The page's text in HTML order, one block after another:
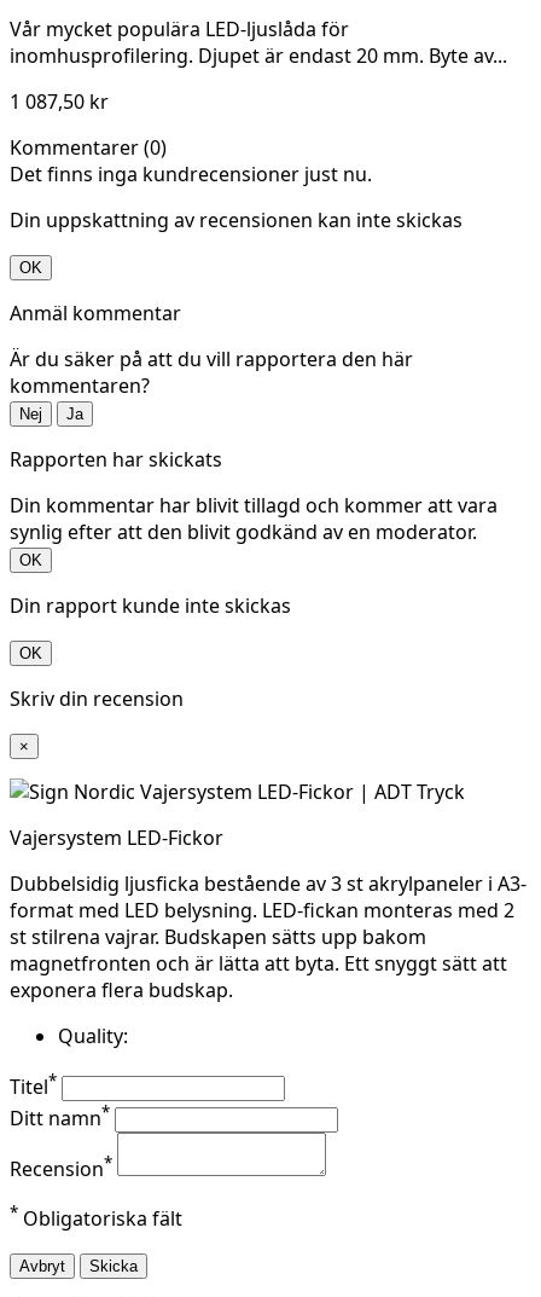
Vår mycket populära LED-ljuslåda för
inomhusprofilering. Djupet är endast 20 mm. Byte av...
1 087,50 kr
Kommentarer (0)
Det finns inga kundrecensioner just nu.
Din uppskattning av recensionen kan inte skickas
OK
Anmäl kommentar
Är du säker på att du vill rapportera den här
kommentaren?
Nej Ja
Rapporten har skickats
Din kommentar har blivit tillagd och kommer att vara
synlig efter att den blivit godkänd av en moderator.
OK
Din rapport kunde inte skickas
OK
Skriv din recension
×
Vajersystem LED-Fickor
Dubbelsidig ljusficka bestående av 3 st akrylpaneler i A3-
format med LED belysning. LED-fickan monteras med 2
st stilrena vajrar. Budskapen sätts upp bakom
magnetfronten och är lätta att byta. Ett snyggt sätt att
exponera flera budskap.
Quality:
Titel*
Ditt namn*
Recension*
* Obligatoriska fält
Avbryt Skicka